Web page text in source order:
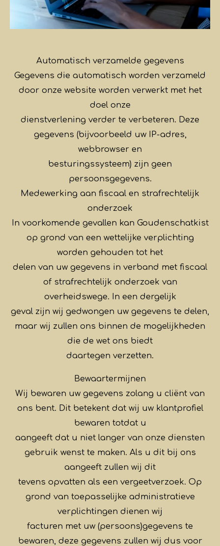
Automatisch verzamelde gegevens
Gegevens die automatisch worden verzameld
door onze website worden verwerkt met het
doel onze
dienstverlening verder te verbeteren. Deze
gegevens (bijvoorbeeld uw IP-adres,
webbrowser en
besturingssysteem) zijn geen
persoonsgegevens.
Medewerking aan fiscaal en strafrechtelijk
onderzoek
In voorkomende gevallen kan Goudenschatkist
op grond van een wettelijke verplichting
worden gehouden tot het
delen van uw gegevens in verband met fiscaal
of strafrechtelijk onderzoek van
overheidswege. In een dergelijk
geval zijn wij gedwongen uw gegevens te delen,
maar wij zullen ons binnen de mogelijkheden
die de wet ons biedt
daartegen verzetten.
Bewaartermijnen
Wij bewaren uw gegevens zolang u cliënt van
ons bent. Dit betekent dat wij uw klantprofiel
bewaren totdat u
aangeeft dat u niet langer van onze diensten
gebruik wenst te maken. Als u dit bij ons
aangeeft zullen wij dit
tevens opvatten als een vergeetverzoek. Op
grond van toepasselijke administratieve
verplichtingen dienen wij
facturen met uw (persoons)gegevens te
bewaren, deze gegevens zullen wij dus voor